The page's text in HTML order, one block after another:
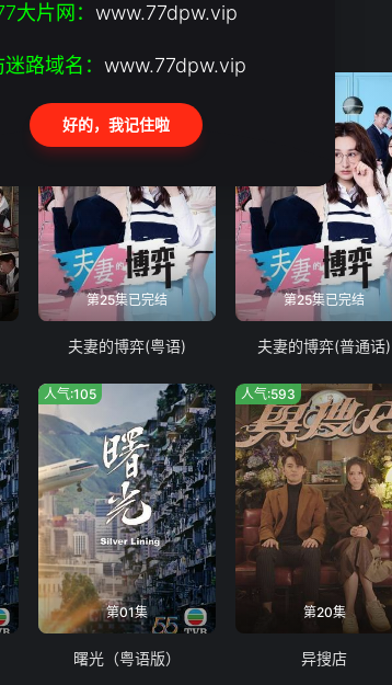
第25集已完结
夫妻的博弈(粤语)
第25集已完结
夫妻的博弈(普通话)
第01集
人气:105
曙光（粤语版）
第20集
人气:593
异搜店
大片网： www.77dpw.vip
迷路域名： www.77dpw.vip
好的，我记住啦